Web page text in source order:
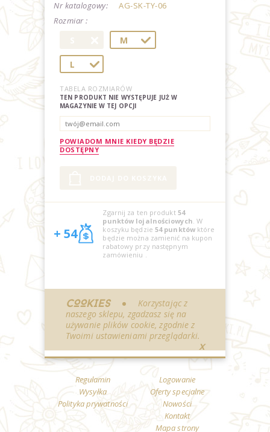
Nr katalogowy:
AG-SK-TY-06
Rozmiar :
M
L
TABELA ROZMIARÓW
TEN PRODUKT NIE WYSTĘPUJE JUŻ W
MAGAZYNIE W TEJ OPCJI
POWIADOM MNIE KIEDY BĘDZIE
DOSTĘPNY
+ 54
Zgarnij za ten produkt 54
punktów lojalnościowych. W
koszyku będzie 54punktówktóre
będzie można zamienić na kupon
rabatowy przy następnym
zamówieniu .
COOKIES
Korzystając z
naszego sklepu, zgadzasz się na
używanie plików cookie, zgodnie z
Twoimi ustawieniami przeglądarki.
X
Regulamin
Wysyłka
Polityka prywatności
Logowanie
Oferty specjalne
Nowości
Kontakt
Mapa strony